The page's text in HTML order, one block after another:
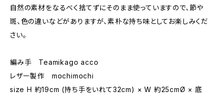
自然の素材をなるべく捨てずにそのまま使っていますので、節や
斑、色の違いなどがありますが、素朴な持ち味としてお楽しみくだ
さい。
編み手 Teamikago acco
レザー製作 mochimochi
size H 約19cm (持ち手をいれて32cm) × W 約25cmØ × 底